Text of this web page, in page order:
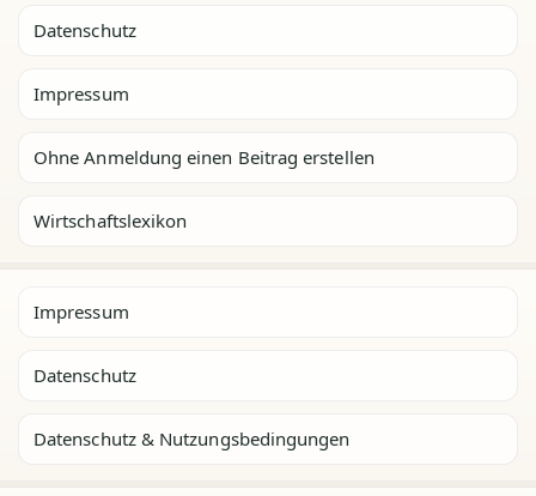
Datenschutz
Impressum
Ohne Anmeldung einen Beitrag erstellen
Wirtschaftslexikon
Impressum
Datenschutz
Datenschutz & Nutzungsbedingungen